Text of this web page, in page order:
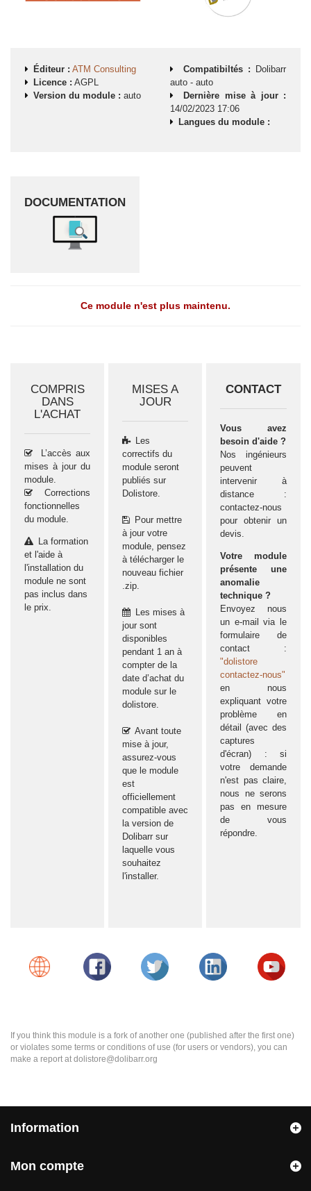
Éditeur : ATM Consulting
Licence : AGPL
Version du module : auto
Compatibiltés : Dolibarr
auto - auto
Dernière mise à jour :
14/02/2023 17:06
Langues du module :
DOCUMENTATION
Ce module n'est plus maintenu.
COMPRIS
DANS
L'ACHAT
L’accès aux
mises à jour du
module.
Corrections
fonctionnelles
du module.
La formation
et l'aide à
l'installation du
module ne sont
pas inclus dans
le prix.
MISES A
JOUR
Les
correctifs du
module seront
publiés sur
Dolistore.
Pour mettre
à jour votre
module, pensez
à télécharger le
nouveau fichier
.zip.
Les mises à
jour sont
disponibles
pendant 1 an à
compter de la
date d’achat du
module sur le
dolistore.
Avant toute
mise à jour,
assurez-vous
que le module
est
officiellement
compatible avec
la version de
Dolibarr sur
laquelle vous
souhaitez
l'installer.
CONTACT
Vous avez
besoin d'aide ?
Nos ingénieurs
peuvent
intervenir à
distance :
contactez-nous
pour obtenir un
devis.
Votre module
présente une
anomalie
technique ?
Envoyez nous
un e-mail via le
formulaire de
contact :
"dolistore
contactez-nous"
en nous
expliquant votre
problème en
détail (avec des
captures
d'écran) : si
votre demande
n'est pas claire,
nous ne serons
pas en mesure
de vous
répondre.
If you think this module is a fork of another one (published after the first one)
or violates some terms or conditions of use (for users or vendors), you can
make a report at dolistore@dolibarr.org
Information
Mon compte